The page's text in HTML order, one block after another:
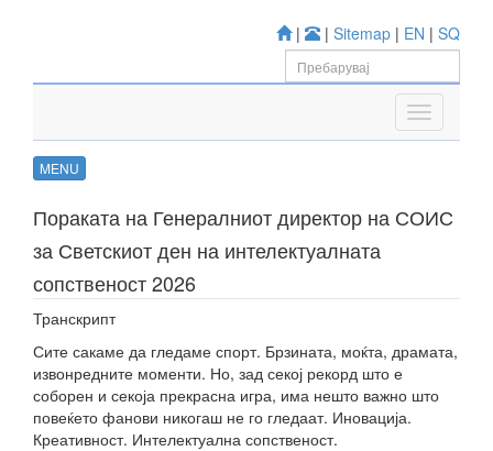
| | Sitemap | EN | SQ
MENU
Пораката на Генералниот директор на СОИС
за Светскиот ден на интелектуалната
сопственост 2026
Транскрипт
Сите сакаме да гледаме спорт. Брзината, моќта, драмата,
извонредните моменти. Но, зад секој рекорд што е
соборен и секоја прекрасна игра, има нешто важно што
повеќето фанови никогаш не го гледаат. Иновација.
Креативност. Интелектуална сопственост.